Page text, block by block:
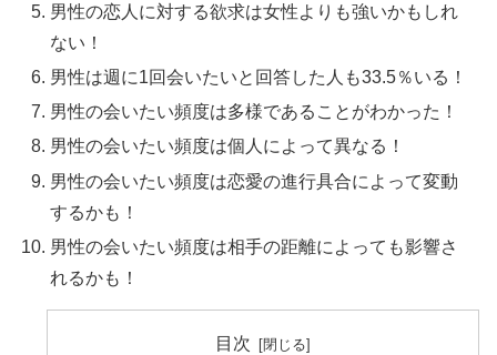
男性の恋人に対する欲求は女性よりも強いかもしれ
ない！
男性は週に1回会いたいと回答した人も33.5％いる！
男性の会いたい頻度は多様であることがわかった！
男性の会いたい頻度は個人によって異なる！
男性の会いたい頻度は恋愛の進行具合によって変動
するかも！
男性の会いたい頻度は相手の距離によっても影響さ
れるかも！
目次